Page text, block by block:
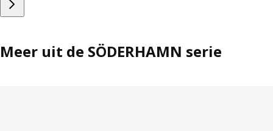
Meer uit de SÖDERHAMN serie